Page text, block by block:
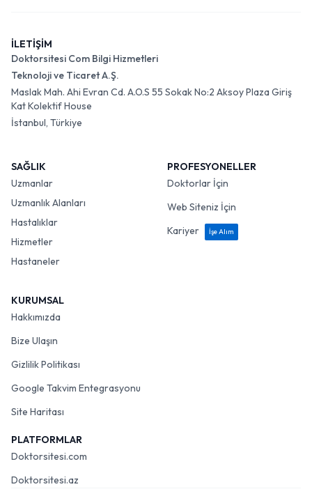
İLETİŞİM
Doktorsitesi Com Bilgi Hizmetleri
Teknoloji ve Ticaret A.Ş.
Maslak Mah. Ahi Evran Cd. A.O.S 55 Sokak No:2 Aksoy Plaza Giriş
Kat Kolektif House
İstanbul, Türkiye
SAĞLIK
Uzmanlar
Uzmanlık Alanları
Hastalıklar
Hizmetler
Hastaneler
PROFESYONELLER
Doktorlar İçin
Web Siteniz İçin
Kariyer
İşe Alım
KURUMSAL
Hakkımızda
Bize Ulaşın
Gizlilik Politikası
Google Takvim Entegrasyonu
Site Haritası
PLATFORMLAR
Doktorsitesi.com
Doktorsitesi.az